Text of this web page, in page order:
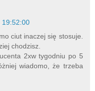
19:52:00
ciut inaczej się stosuje.
chodzisz.
2xw tygodniu po 5
wiadomo, że trzeba